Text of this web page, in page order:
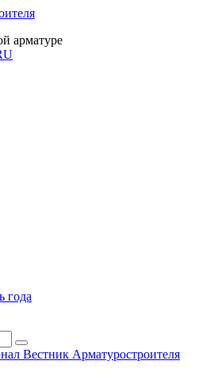
арматуре
года
Вестник Арматуростроителя